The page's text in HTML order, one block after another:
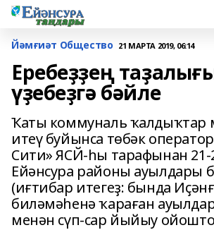
Йәмғиәт Общество 21 МАРТА 2019, 06:14
Еребеҙҙең
үҙебеҙгә бәйле
Ҡаты коммуналь ҡалдыҡтар
итеү буйынса төбәк
Сити» ЯСЙ-һы тарафынан 21-
Ейәнсура районы ауылдары
(иғтибар итегеҙ: бында
биләмәһенә ҡараған
менән сүп-сар йыйыу